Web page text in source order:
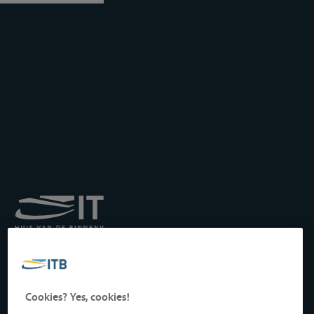
Transport par Batellerie
Drukpersstraat 19
1000 Bruxelles, Belgique
Cookies? Yes, cookies!